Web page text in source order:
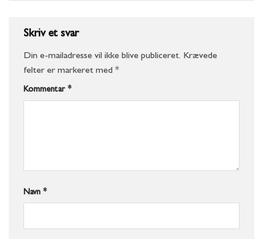
Skriv et svar
Din e-mailadresse vil ikke blive publiceret. Krævede
felter er markeret med *
Kommentar *
Navn *